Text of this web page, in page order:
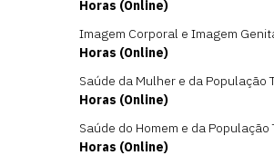
Horas (Online)
Imagem Corporal e Imagem
Horas (Online)
Saúde da Mulher e da População
Horas (Online)
Saúde do Homem e da População
Horas (Online)